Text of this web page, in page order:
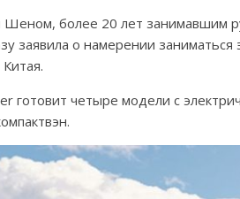
Шеном, более 20 лет занимавшим
заявила о намерении заниматься
готовит четыре модели с